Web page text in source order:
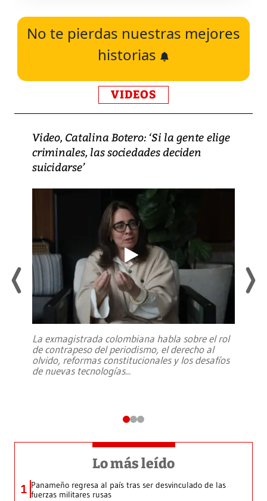
No te pierdas nuestras mejores
historias
VIDEOS
Video, Catalina Botero: ‘Si la gente elige
criminales, las sociedades deciden
suicidarse’
La exmagistrada colombiana habla sobre el rol
de contrapeso del periodismo, el derecho al
olvido, reformas constitucionales y los desafíos
de nuevas tecnologías...
Lo más leído
1 Panameño regresa al país tras ser desvinculado de las
fuerzas militares rusas